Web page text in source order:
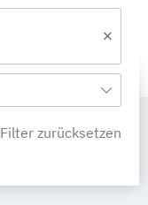
Filter zurücksetzen